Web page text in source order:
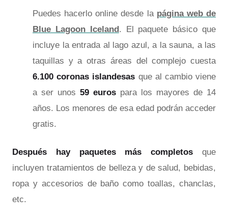
Puedes hacerlo online desde la página web de
Blue Lagoon Iceland. El paquete básico que
incluye la entrada al lago azul, a la sauna, a las
taquillas y a otras áreas del complejo cuesta
6.100 coronas islandesas que al cambio viene
a ser unos 59 euros para los mayores de 14
años. Los menores de esa edad podrán acceder
gratis.
Después hay paquetes más completos que
incluyen tratamientos de belleza y de salud, bebidas,
ropa y accesorios de baño como toallas, chanclas,
etc.